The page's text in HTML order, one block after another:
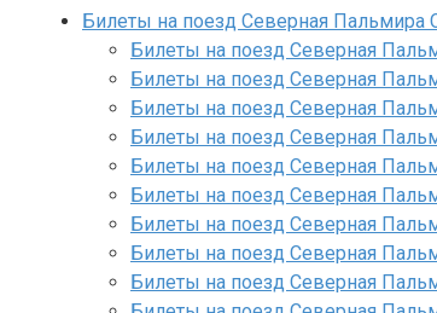
Билеты на поезд Северная Пальмира
Билеты на поезд Северная
Билеты на поезд Северная
Билеты на поезд Северная
Билеты на поезд Северная
Билеты на поезд Северная
Билеты на поезд Северная
Билеты на поезд Северная
Билеты на поезд Северная
Билеты на поезд Северная